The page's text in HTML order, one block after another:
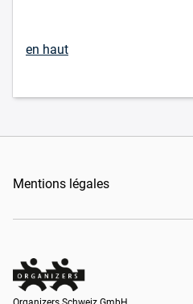
en haut
Mentions légales
Organizers Schweiz GmbH